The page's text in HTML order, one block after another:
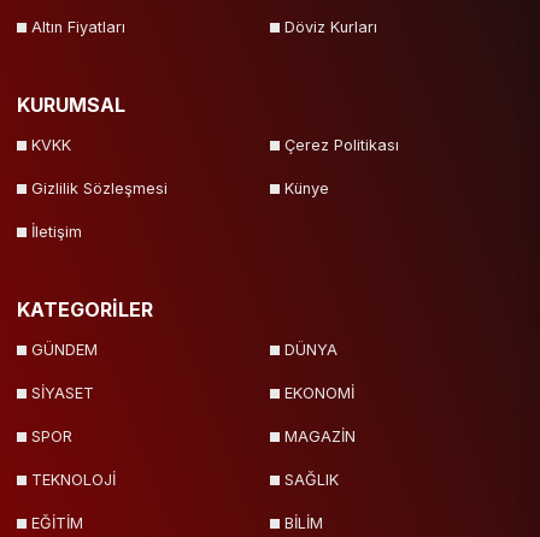
Altın Fiyatları Döviz Kurları
KURUMSAL
KVKK Çerez Politikası
Gizlilik Sözleşmesi Künye
İletişim
KATEGORİLER
GÜNDEM DÜNYA
SİYASET EKONOMİ
SPOR MAGAZİN
TEKNOLOJİ SAĞLIK
EĞİTİM BİLİM